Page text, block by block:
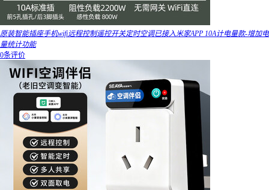
原装智能插座手机wifi远程控制遥控开关定时空调已接入米家APP 10A计电量款-增加电
量统计功能
0条评价